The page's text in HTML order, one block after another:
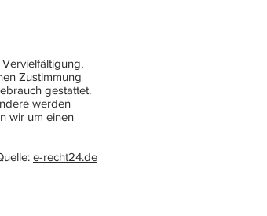
Zustimmung
gestattet.
werden
wir um einen
e-recht24.de